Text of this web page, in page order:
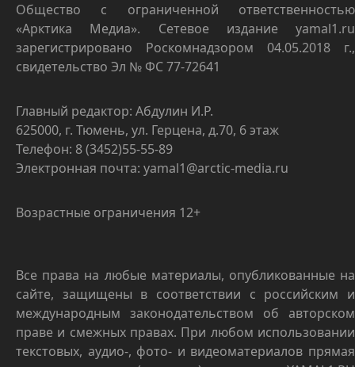
Общество с ограниченной ответственностью
«Арктика Медиа». Сетевое издание yamal1.ru
зарегистрировано Роскомнадзором 04.05.2018 г.,
свидетельство Эл № ФС 77-72641
Главный редактор: Абдулин И.Р.
625000, г. Тюмень, ул. Герцена, д.70, 6 этаж
Телефон: 8 (3452)55-55-89
Электронная почта: yamal1@arctic-media.ru
Возрастные ограничения 12+
Все права на любые материалы, опубликованные на
сайте, защищены в соответствии с российским и
международным законодательством об авторском
праве и смежных правах. При любом использовании
текстовых, аудио-, фото- и видеоматериалов прямая